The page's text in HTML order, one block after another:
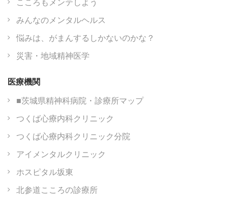
みんなのメンタルヘルス
悩みは、がまんするしかないのかな？
災害・地域精神医学
医療機関
■茨城県精神科病院・診療所マップ
つくば心療内科クリニック
つくば心療内科クリニック分院
アイメンタルクリニック
ホスピタル坂東
北参道こころの診療所